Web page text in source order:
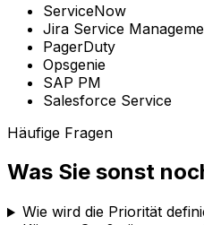
ServiceNow
Jira Service
PagerDuty
Opsgenie
SAP PM
Salesforce Service
Häufige Fragen
Was Sie sonst
Wie wird die Priorität